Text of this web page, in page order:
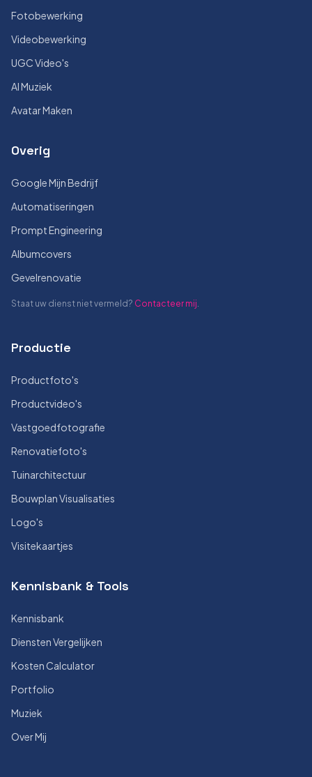
Fotobewerking
Videobewerking
UGC Video's
AI Muziek
Avatar Maken
Overig
Google Mijn Bedrijf
Automatiseringen
Prompt Engineering
Albumcovers
Gevelrenovatie
Staat uw dienst niet vermeld? Contacteer mij.
Productie
Productfoto's
Productvideo's
Vastgoedfotografie
Renovatiefoto's
Tuinarchitectuur
Bouwplan Visualisaties
Logo's
Visitekaartjes
Kennisbank & Tools
Kennisbank
Diensten Vergelijken
Kosten Calculator
Portfolio
Muziek
Over Mij